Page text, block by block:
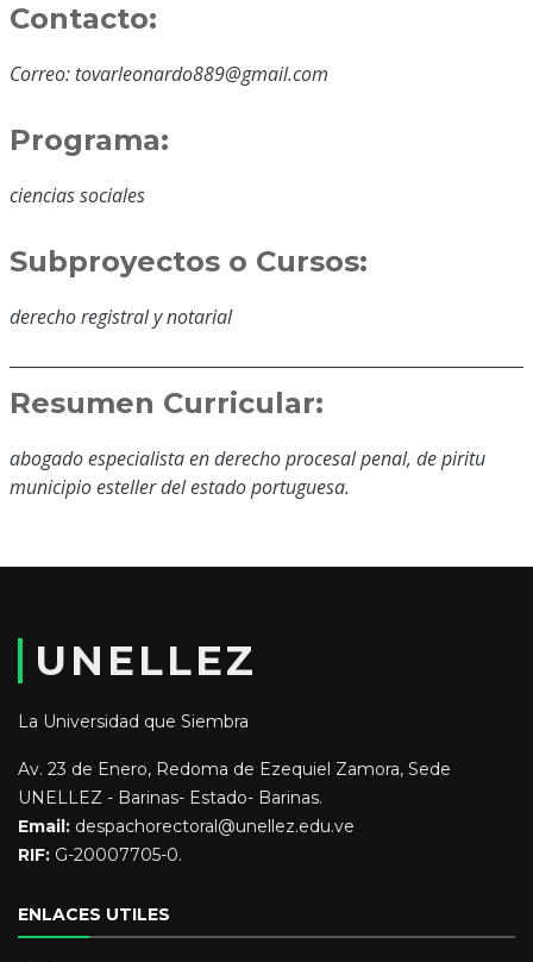
Contacto:
Correo: tovarleonardo889@gmail.com
Programa:
ciencias sociales
Subproyectos o Cursos:
derecho registral y notarial
Resumen Curricular:
abogado especialista en derecho procesal penal, de piritu
municipio esteller del estado portuguesa.
universidad yacambu
universidad fermin toro
UNELLEZ
La Universidad que Siembra
Av. 23 de Enero, Redoma de Ezequiel Zamora, Sede
UNELLEZ - Barinas- Estado- Barinas.
Email: despachorectoral@unellez.edu.ve
RIF: G-20007705-0.
ENLACES UTILES